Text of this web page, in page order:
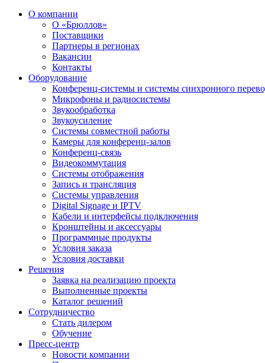
О компании
О «Брюллов»
Поставщики
Партнеры в регионах
Вакансии
Контакты
Оборудование
Конференц-системы и системы синхронного
Микрофоны и радиосистемы
Звукообработка
Звукоусиление
Системы совместной работы
Камеры для конференц-залов
Конференц-связь
Видеокоммутация
Системы отображения
Запись и трансляция
Системы управления
Digital Signage и IPTV
Кабели и интерфейсы подключения
Кронштейны и аксессуары
Программные продукты
Условия заказа
Условия доставки
Решения
Заявка на реализацию проекта
Выполненные проекты
Каталог решений
Сотрудничество
Стать дилером
Обучение
Пресс-центр
Новости компании